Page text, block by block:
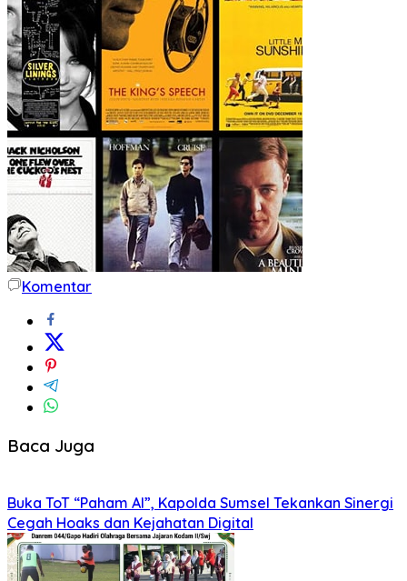
Komentar
Baca Juga
Buka ToT “Paham AI”, Kapolda Sumsel Tekankan Sinergi
Cegah Hoaks dan Kejahatan Digital